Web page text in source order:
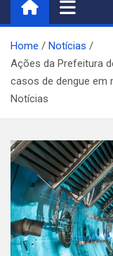
Home
Notícias
Ações da Prefeitura
casos de dengue em
Notícias